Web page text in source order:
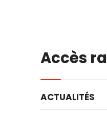
Accès
ACTUALITÉS